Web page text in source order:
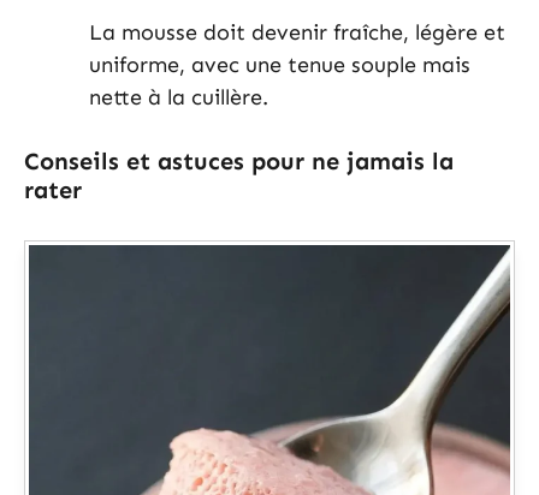
La mousse doit devenir fraîche, légère et
uniforme, avec une tenue souple mais
nette à la cuillère.
Conseils et astuces pour ne jamais la
rater